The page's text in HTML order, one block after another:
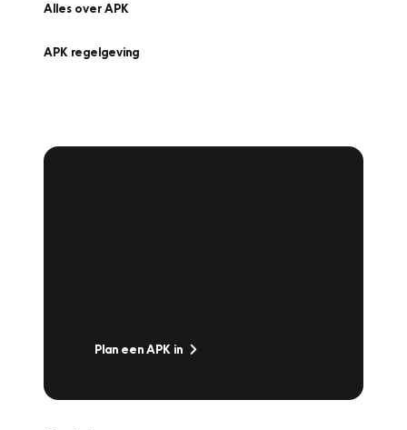
Alles over APK
APK regelgeving
Plan een APK in